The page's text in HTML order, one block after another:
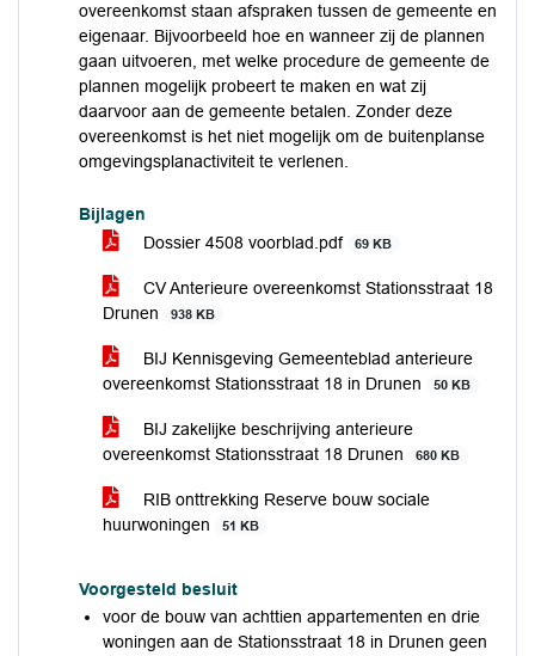
overeenkomst staan afspraken tussen de gemeente en
eigenaar. Bijvoorbeeld hoe en wanneer zij de plannen
gaan uitvoeren, met welke procedure de gemeente de
plannen mogelijk probeert te maken en wat zij
daarvoor aan de gemeente betalen. Zonder deze
overeenkomst is het niet mogelijk om de buitenplanse
omgevingsplanactiviteit te verlenen.
Bijlagen
Dossier 4508 voorblad.pdf
69 KB
CV Anterieure overeenkomst Stationsstraat 18
Drunen
938 KB
BIJ Kennisgeving Gemeenteblad anterieure
overeenkomst Stationsstraat 18 in Drunen
50 KB
BIJ zakelijke beschrijving anterieure
overeenkomst Stationsstraat 18 Drunen
680 KB
RIB onttrekking Reserve bouw sociale
huurwoningen
51 KB
Voorgesteld besluit
voor de bouw van achttien appartementen en drie
woningen aan de Stationsstraat 18 in Drunen geen